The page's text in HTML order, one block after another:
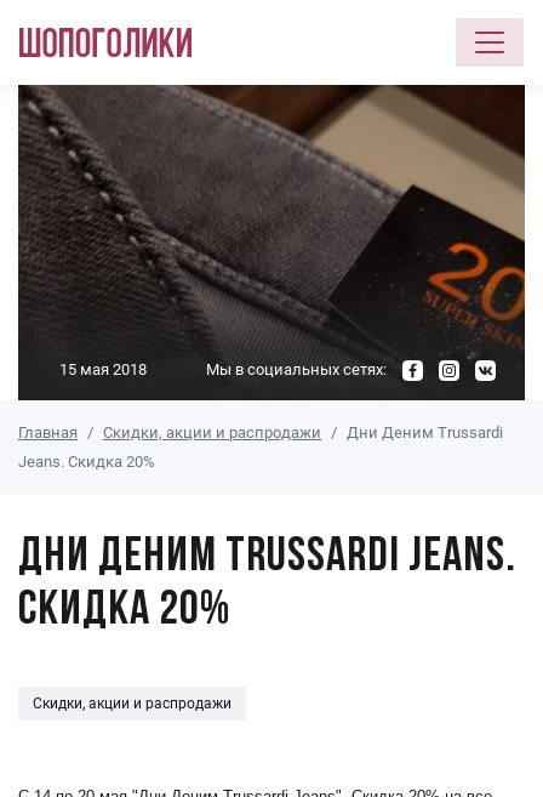
Перейти к основному содержанию
15 мая 2018 Мы в социальных сетях:
Главная Скидки, акции и распродажи
Дни Деним Trussardi
Jeans. Скидка 20%
Дни Деним Trussardi Jeans.
Скидка 20%
Скидки, акции и распродажи